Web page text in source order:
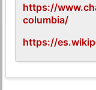
https://
columbia/
https://